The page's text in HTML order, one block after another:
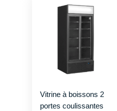
Vitrine à boissons 2
portes coulissantes